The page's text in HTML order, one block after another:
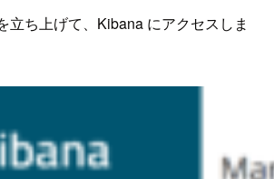
立ち上げて、Kibana にアクセスしま